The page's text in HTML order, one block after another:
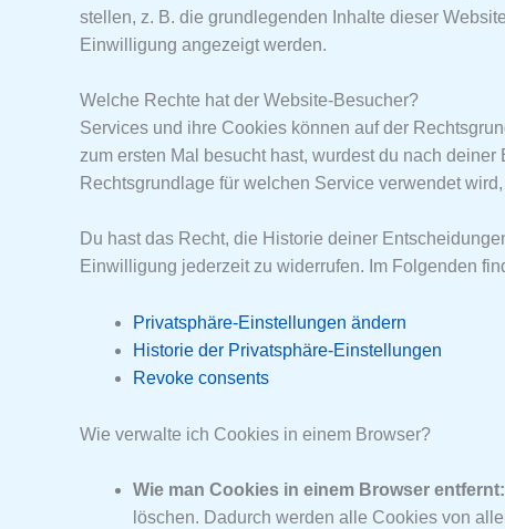
stellen, z. B. die grundlegenden Inhalte dieser
Einwilligung angezeigt werden.
Welche Rechte hat der Website-Besucher?
Services und ihre Cookies können auf der
zum ersten Mal besucht hast, wurdest du nach
Rechtsgrundlage für welchen Service verwendet
Du hast das Recht, die Historie deiner
Einwilligung jederzeit zu widerrufen. Im Folgenden
Privatsphäre-Einstellungen ändern
Historie der Privatsphäre-Einstellungen
Revoke consents
Wie verwalte ich Cookies in einem Browser?
Wie man Cookies in einem Browser entfernt:
löschen. Dadurch werden alle Cookies von